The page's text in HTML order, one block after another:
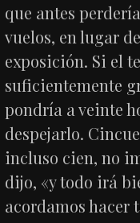
que antes
vuelos, en lugar
exposición. Si el
suficientemente
pondría a veinte
despejarlo.
incluso cien, no
dijo, «y todo irá
acordamos hacer